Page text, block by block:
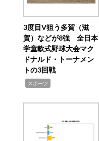
3度目V狙う多賀（滋
賀）などが8強 全日本
学童軟式野球大会マク
ドナルド・トーナメン
トの3回戦
スポーツ